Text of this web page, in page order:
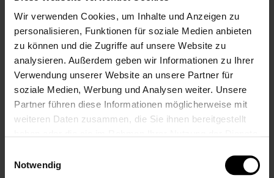
Wir verwenden Cookies, um Inhalte und Anzeigen zu
personalisieren, Funktionen für soziale Medien anbieten
zu können und die Zugriffe auf unsere Website zu
analysieren. Außerdem geben wir Informationen zu Ihrer
Verwendung unserer Website an unsere Partner für
soziale Medien, Werbung und Analysen weiter. Unsere
Partner führen diese Informationen möglicherweise mit
weiteren Daten zusammen, die Sie ihnen bereitgestellt
Notwendig
Zum
springen
Anfang
Nur registrierte Benutzer können
Bewertungen schreiben. Bitte loggen Sie
sich einodererstellen Sie ein Konto